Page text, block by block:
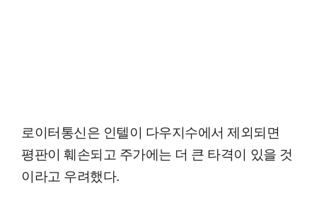
로이터통신은 인텔이 다우지수에서 제외되면
평판이 훼손되고 주가에는 더 큰 타격이 있을 것
이라고 우려했다.